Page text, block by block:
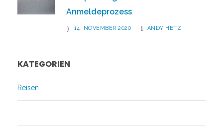
Anmeldeprozess
14. NOVEMBER 2020 ANDY HETZ
KATEGORIEN
Reisen